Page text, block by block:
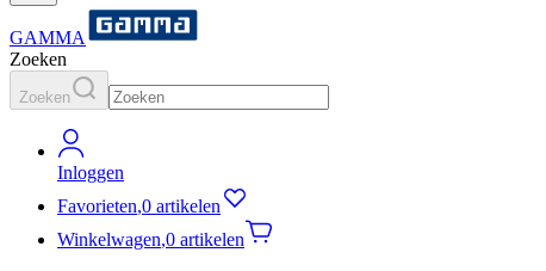
GAMMA
Zoeken
Zoeken
Inloggen
Favorieten,0 artikelen
Winkelwagen,0 artikelen